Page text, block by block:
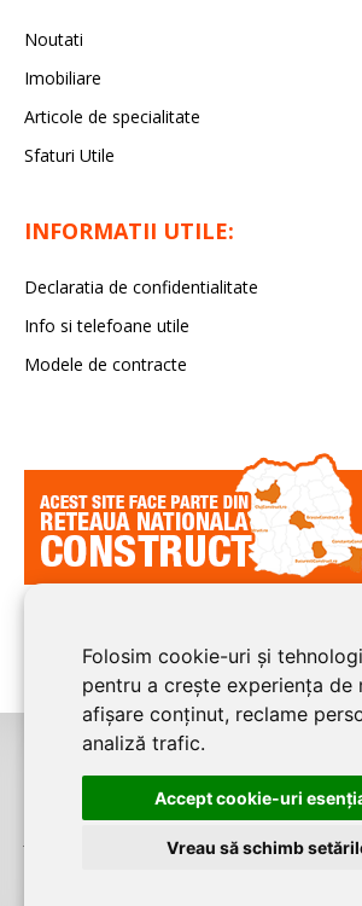
Folosim cookie-uri și
pentru a crește experiența de
afișare conținut, reclame
analiză trafic.
Accept cookie-uri
Vreau să schimb
Noutati
Imobiliare
Articole de specialitate
Sfaturi Utile
INFORMATII UTILE:
Declaratia de confidentialitate
Info si telefoane utile
Modele de contracte
CONSTANTA CONSTRUCTeste un serviciu de
pentru firme. Proiect digital dezvoltat deLIVE
J12/4191/2006, RO19492087